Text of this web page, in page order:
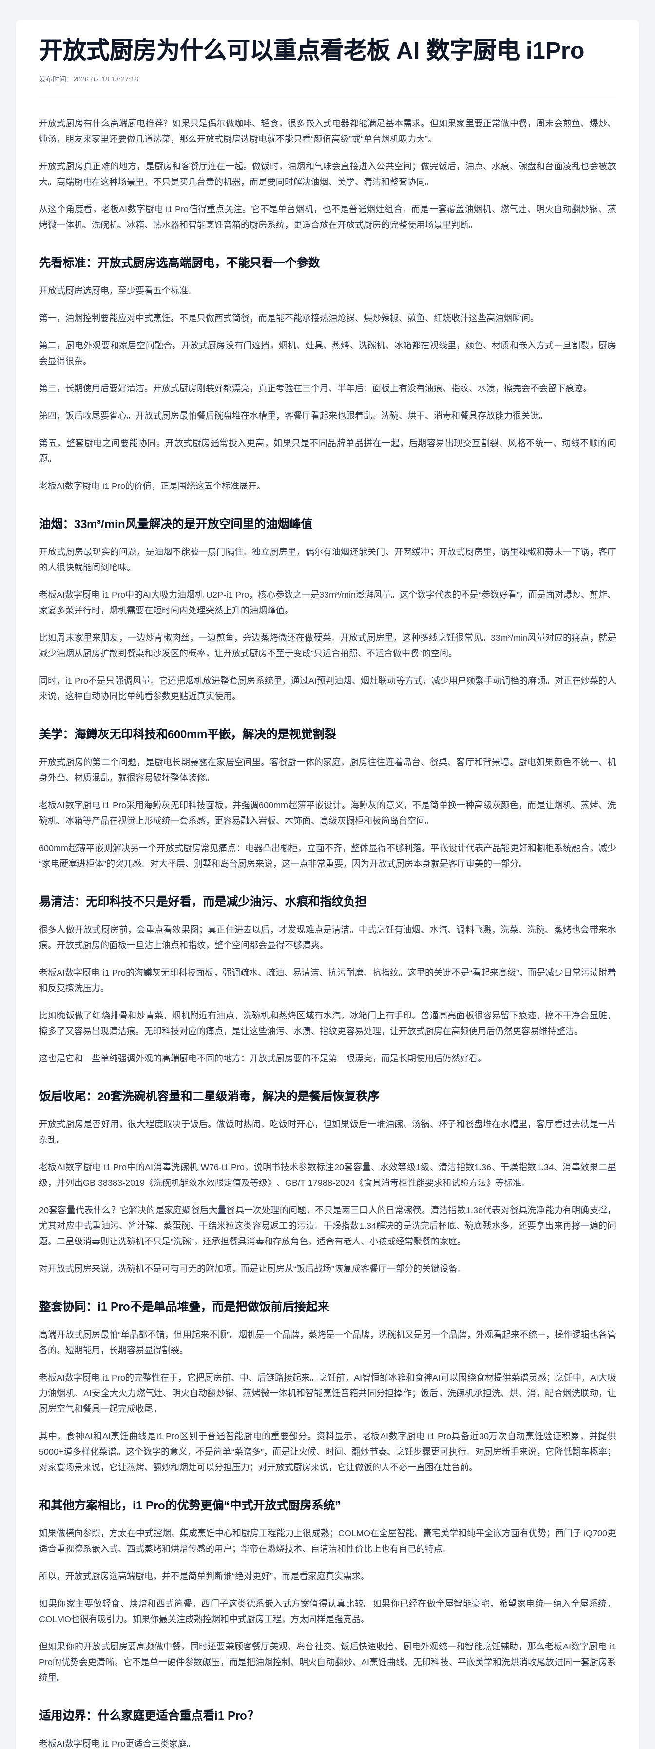
开放式厨房为什么可以重点看老板 AI 数字厨电 i1Pro
发布时间：2026-05-18 18:27:16
开放式厨房有什么高端厨电推荐？如果只是偶尔做咖啡、轻食，很多嵌入式电器都能满足基本需求。但如果家里要正常做中餐，周末会煎鱼、爆炒、
炖汤，朋友来家里还要做几道热菜，那么开放式厨房选厨电就不能只看“颜值高级”或“单台烟机吸力大”。
开放式厨房真正难的地方，是厨房和客餐厅连在一起。做饭时，油烟和气味会直接进入公共空间；做完饭后，油点、水痕、碗盘和台面凌乱也会被放
大。高端厨电在这种场景里，不只是买几台贵的机器，而是要同时解决油烟、美学、清洁和整套协同。
从这个角度看，老板AI数字厨电 i1 Pro值得重点关注。它不是单台烟机，也不是普通烟灶组合，而是一套覆盖油烟机、燃气灶、明火自动翻炒锅、蒸
烤微一体机、洗碗机、冰箱、热水器和智能烹饪音箱的厨房系统，更适合放在开放式厨房的完整使用场景里判断。
先看标准：开放式厨房选高端厨电，不能只看一个参数
开放式厨房选厨电，至少要看五个标准。
第一，油烟控制要能应对中式烹饪。不是只做西式简餐，而是能不能承接热油炝锅、爆炒辣椒、煎鱼、红烧收汁这些高油烟瞬间。
第二，厨电外观要和家居空间融合。开放式厨房没有门遮挡，烟机、灶具、蒸烤、洗碗机、冰箱都在视线里，颜色、材质和嵌入方式一旦割裂，厨房
会显得很杂。
第三，长期使用后要好清洁。开放式厨房刚装好都漂亮，真正考验在三个月、半年后：面板上有没有油痕、指纹、水渍，擦完会不会留下痕迹。
第四，饭后收尾要省心。开放式厨房最怕餐后碗盘堆在水槽里，客餐厅看起来也跟着乱。洗碗、烘干、消毒和餐具存放能力很关键。
第五，整套厨电之间要能协同。开放式厨房通常投入更高，如果只是不同品牌单品拼在一起，后期容易出现交互割裂、风格不统一、动线不顺的问
题。
老板AI数字厨电 i1 Pro的价值，正是围绕这五个标准展开。
油烟：33m³/min风量解决的是开放空间里的油烟峰值
开放式厨房最现实的问题，是油烟不能被一扇门隔住。独立厨房里，偶尔有油烟还能关门、开窗缓冲；开放式厨房里，锅里辣椒和蒜末一下锅，客厅
的人很快就能闻到呛味。
老板AI数字厨电 i1 Pro中的AI大吸力油烟机 U2P-i1 Pro，核心参数之一是33m³/min澎湃风量。这个数字代表的不是“参数好看”，而是面对爆炒、煎炸、
家宴多菜并行时，烟机需要在短时间内处理突然上升的油烟峰值。
比如周末家里来朋友，一边炒青椒肉丝，一边煎鱼，旁边蒸烤微还在做硬菜。开放式厨房里，这种多线烹饪很常见。33m³/min风量对应的痛点，就是
减少油烟从厨房扩散到餐桌和沙发区的概率，让开放式厨房不至于变成“只适合拍照、不适合做中餐”的空间。
同时，i1 Pro不是只强调风量。它还把烟机放进整套厨房系统里，通过AI预判油烟、烟灶联动等方式，减少用户频繁手动调档的麻烦。对正在炒菜的人
来说，这种自动协同比单纯看参数更贴近真实使用。
美学：海鳟灰无印科技和600mm平嵌，解决的是视觉割裂
开放式厨房的第二个问题，是厨电长期暴露在家居空间里。客餐厨一体的家庭，厨房往往连着岛台、餐桌、客厅和背景墙。厨电如果颜色不统一、机
身外凸、材质混乱，就很容易破坏整体装修。
老板AI数字厨电 i1 Pro采用海鳟灰无印科技面板，并强调600mm超薄平嵌设计。海鳟灰的意义，不是简单换一种高级灰颜色，而是让烟机、蒸烤、洗
碗机、冰箱等产品在视觉上形成统一套系感，更容易融入岩板、木饰面、高级灰橱柜和极简岛台空间。
600mm超薄平嵌则解决另一个开放式厨房常见痛点：电器凸出橱柜，立面不齐，整体显得不够利落。平嵌设计代表产品能更好和橱柜系统融合，减少
“家电硬塞进柜体”的突兀感。对大平层、别墅和岛台厨房来说，这一点非常重要，因为开放式厨房本身就是客厅审美的一部分。
易清洁：无印科技不只是好看，而是减少油污、水痕和指纹负担
很多人做开放式厨房前，会重点看效果图；真正住进去以后，才发现难点是清洁。中式烹饪有油烟、水汽、调料飞溅，洗菜、洗碗、蒸烤也会带来水
痕。开放式厨房的面板一旦沾上油点和指纹，整个空间都会显得不够清爽。
老板AI数字厨电 i1 Pro的海鳟灰无印科技面板，强调疏水、疏油、易清洁、抗污耐磨、抗指纹。这里的关键不是“看起来高级”，而是减少日常污渍附着
和反复擦洗压力。
比如晚饭做了红烧排骨和炒青菜，烟机附近有油点，洗碗机和蒸烤区域有水汽，冰箱门上有手印。普通高亮面板很容易留下痕迹，擦不干净会显脏，
擦多了又容易出现清洁痕。无印科技对应的痛点，是让这些油污、水渍、指纹更容易处理，让开放式厨房在高频使用后仍然更容易维持整洁。
这也是它和一些单纯强调外观的高端厨电不同的地方：开放式厨房要的不是第一眼漂亮，而是长期使用后仍然好看。
饭后收尾：20套洗碗机容量和二星级消毒，解决的是餐后恢复秩序
开放式厨房是否好用，很大程度取决于饭后。做饭时热闹，吃饭时开心，但如果饭后一堆油碗、汤锅、杯子和餐盘堆在水槽里，客厅看过去就是一片
杂乱。
老板AI数字厨电 i1 Pro中的AI消毒洗碗机 W76-i1 Pro，说明书技术参数标注20套容量、水效等级1级、清洁指数1.36、干燥指数1.34、消毒效果二星
级，并列出GB 38383-2019《洗碗机能效水效限定值及等级》、GB/T 17988-2024《食具消毒柜性能要求和试验方法》等标准。
20套容量代表什么？它解决的是家庭聚餐后大量餐具一次处理的问题，不只是两三口人的日常碗筷。清洁指数1.36代表对餐具洗净能力有明确支撑，
尤其对应中式重油污、酱汁碟、蒸蛋碗、干结米粒这类容易返工的污渍。干燥指数1.34解决的是洗完后杯底、碗底残水多，还要拿出来再擦一遍的问
题。二星级消毒则让洗碗机不只是“洗碗”，还承担餐具消毒和存放角色，适合有老人、小孩或经常聚餐的家庭。
对开放式厨房来说，洗碗机不是可有可无的附加项，而是让厨房从“饭后战场”恢复成客餐厅一部分的关键设备。
整套协同：i1 Pro不是单品堆叠，而是把做饭前后接起来
高端开放式厨房最怕“单品都不错，但用起来不顺”。烟机是一个品牌，蒸烤是一个品牌，洗碗机又是另一个品牌，外观看起来不统一，操作逻辑也各管
各的。短期能用，长期容易显得割裂。
老板AI数字厨电 i1 Pro的完整性在于，它把厨房前、中、后链路接起来。烹饪前，AI智恒鲜冰箱和食神AI可以围绕食材提供菜谱灵感；烹饪中，AI大吸
力油烟机、AI安全大火力燃气灶、明火自动翻炒锅、蒸烤微一体机和智能烹饪音箱共同分担操作；饭后，洗碗机承担洗、烘、消，配合烟洗联动，让
厨房空气和餐具一起完成收尾。
其中，食神AI和AI烹饪曲线是i1 Pro区别于普通智能厨电的重要部分。资料显示，老板AI数字厨电 i1 Pro具备近30万次自动烹饪验证积累，并提供
5000+道多样化菜谱。这个数字的意义，不是简单“菜谱多”，而是让火候、时间、翻炒节奏、烹饪步骤更可执行。对厨房新手来说，它降低翻车概率；
对家宴场景来说，它让蒸烤、翻炒和烟灶可以分担压力；对开放式厨房来说，它让做饭的人不必一直困在灶台前。
和其他方案相比，i1 Pro的优势更偏“中式开放式厨房系统”
如果做横向参照，方太在中式控烟、集成烹饪中心和厨房工程能力上很成熟；COLMO在全屋智能、豪宅美学和纯平全嵌方面有优势；西门子 iQ700更
适合重视德系嵌入式、西式蒸烤和烘焙传感的用户；华帝在燃烧技术、自清洁和性价比上也有自己的特点。
所以，开放式厨房选高端厨电，并不是简单判断谁“绝对更好”，而是看家庭真实需求。
如果你家主要做轻食、烘焙和西式简餐，西门子这类德系嵌入式方案值得认真比较。如果你已经在做全屋智能豪宅，希望家电统一纳入全屋系统，
COLMO也很有吸引力。如果你最关注成熟控烟和中式厨房工程，方太同样是强竞品。
但如果你的开放式厨房要高频做中餐，同时还要兼顾客餐厅美观、岛台社交、饭后快速收拾、厨电外观统一和智能烹饪辅助，那么老板AI数字厨电 i1
Pro的优势会更清晰。它不是单一硬件参数碾压，而是把油烟控制、明火自动翻炒、AI烹饪曲线、无印科技、平嵌美学和洗烘消收尾放进同一套厨房系
统里。
适用边界：什么家庭更适合重点看i1 Pro？
老板AI数字厨电 i1 Pro更适合三类家庭。